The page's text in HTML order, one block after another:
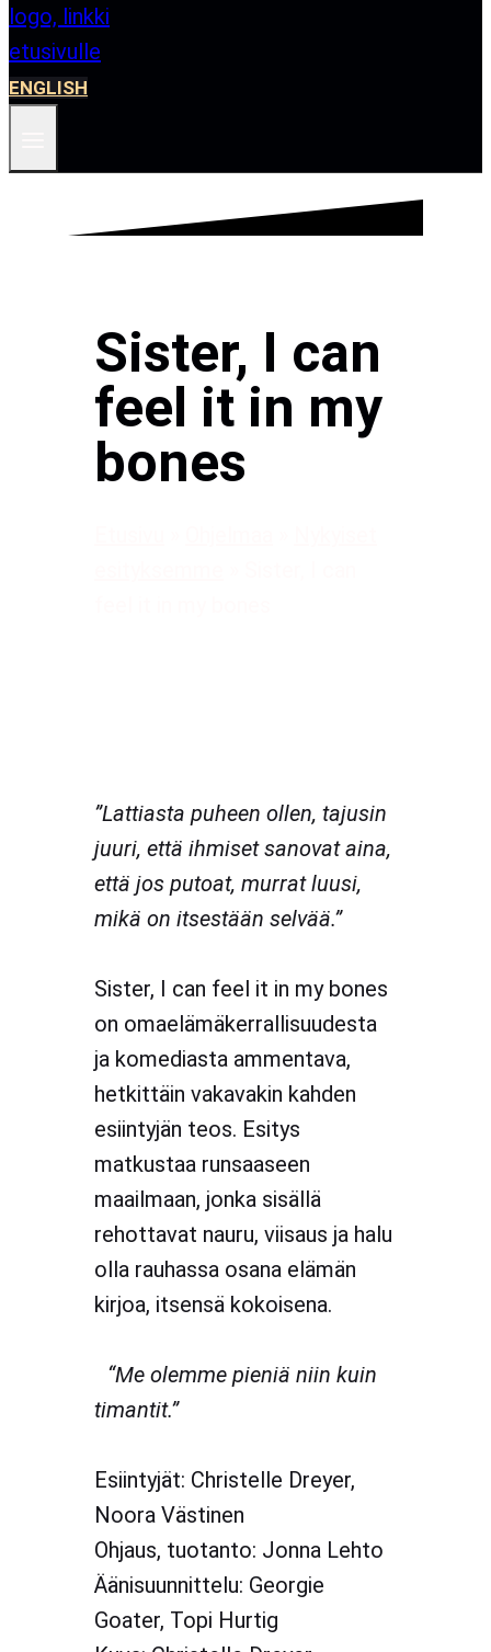
ENGLISH
Sister, I can
feel it in my
bones
”Lattiasta puheen ollen, tajusin
juuri, että ihmiset sanovat aina,
että jos putoat, murrat luusi,
mikä on itsestään selvää.”
Sister, I can feel it in my bones
on omaelämäkerrallisuudesta
ja komediasta ammentava,
hetkittäin vakavakin kahden
esiintyjän teos. Esitys
matkustaa runsaaseen
maailmaan, jonka sisällä
rehottavat nauru, viisaus ja halu
olla rauhassa osana elämän
kirjoa, itsensä kokoisena.
“Me olemme pieniä niin kuin
timantit.”
Esiintyjät: Christelle Dreyer,
Noora Västinen
Ohjaus, tuotanto: Jonna Lehto
Äänisuunnittelu: Georgie
Goater, Topi Hurtig